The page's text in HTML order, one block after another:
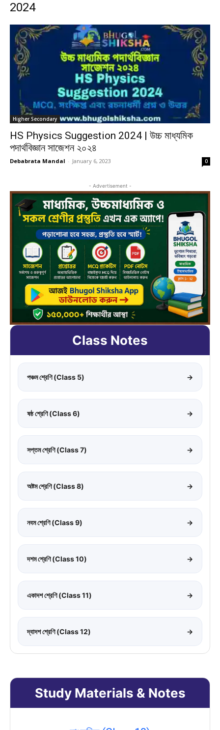
2024
Higher Secondary
HS Physics Suggestion 2024 | উচ্চ মাধ্যমিক
পদার্থবিজ্ঞান সাজেশন ২০২৪
Debabrata Mandal - January 6, 2023 0
- Advertisement -
Class Notes
পঞ্চম শ্রেণি (Class 5) →
ষষ্ঠ শ্রেণি (Class 6) →
সপ্তম শ্রেণি (Class 7) →
অষ্টম শ্রেণি (Class 8) →
নবম শ্রেণি (Class 9) →
দশম শ্রেণি (Class 10) →
একাদশ শ্রেণি (Class 11) →
দ্বাদশ শ্রেণি (Class 12) →
Study Materials & Notes